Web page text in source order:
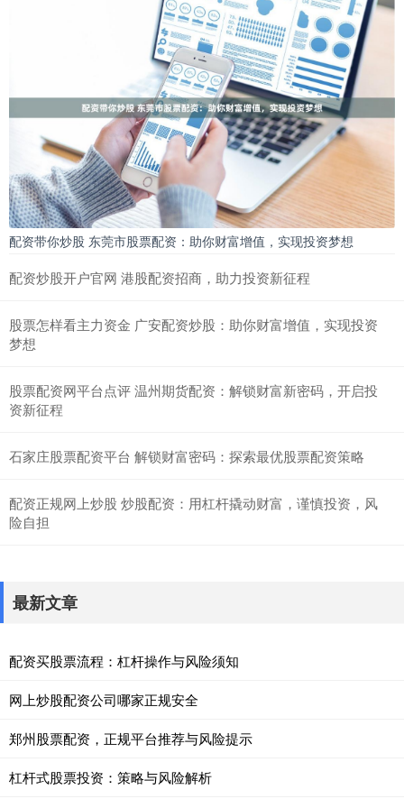
配资带你炒股 东莞市股票配资：助你财富增值，实现投资梦想
配资炒股开户官网 港股配资招商，助力投资新征程
股票怎样看主力资金 广安配资炒股：助你财富增值，实现投资
梦想
股票配资网平台点评 温州期货配资：解锁财富新密码，开启投
资新征程
石家庄股票配资平台 解锁财富密码：探索最优股票配资策略
配资正规网上炒股 炒股配资：用杠杆撬动财富，谨慎投资，风
险自担
最新文章
配资买股票流程：杠杆操作与风险须知
网上炒股配资公司哪家正规安全
郑州股票配资，正规平台推荐与风险提示
杠杆式股票投资：策略与风险解析